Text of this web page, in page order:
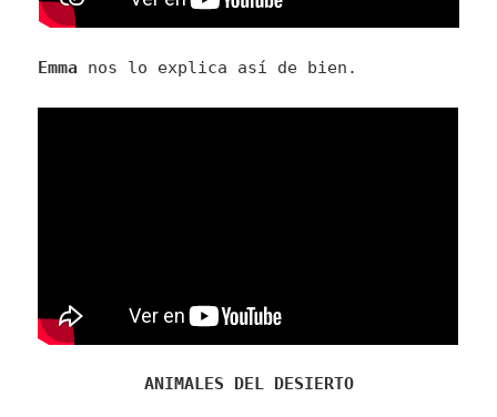
Emma nos lo explica así de bien.
ANIMALES DEL DESIERTO